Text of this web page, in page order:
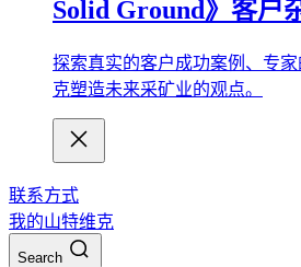
Solid Ground》客户
探索真实的客户成功案例、专
克塑造未来采矿业的观点。
联系方式
我的山特维克
Search